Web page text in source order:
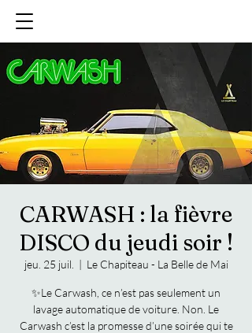
CARWASH : la fièvre
DISCO du jeudi soir !
jeu. 25 juil.
  |
Le Chapiteau - La Belle de Mai
✨Le Carwash, ce n’est pas seulement un
lavage automatique de voiture. Non. Le
Carwash c’est la promesse d’une soirée qui te